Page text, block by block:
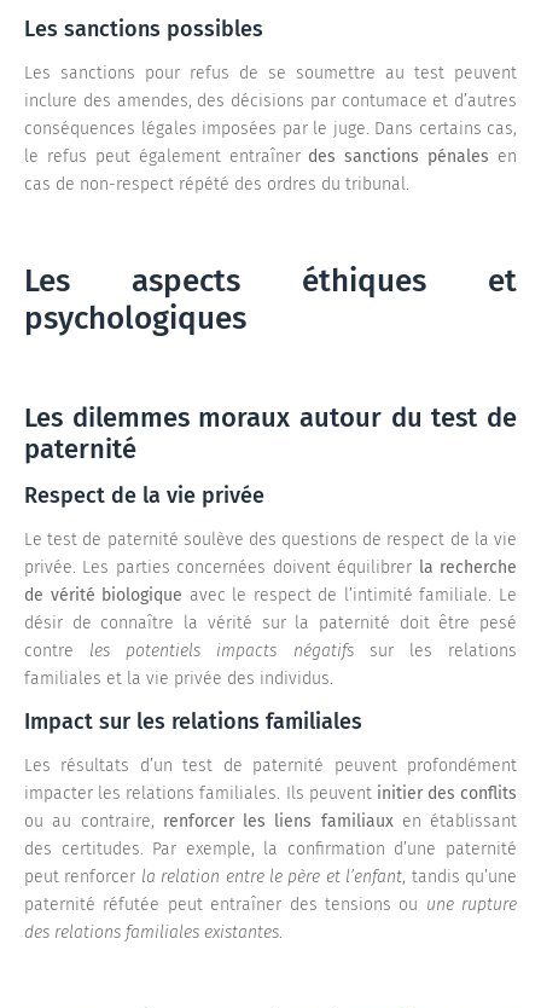
Les sanctions possibles
Les sanctions pour refus de se soumettre au test peuvent
inclure des amendes, des décisions par contumace et d’autres
conséquences légales imposées par le juge. Dans certains cas,
le refus peut également entraîner des sanctions pénales en
cas de non-respect répété des ordres du tribunal.
Les aspects éthiques et
psychologiques
Les dilemmes moraux autour du test de
paternité
Respect de la vie privée
Le test de paternité soulève des questions de respect de la vie
privée. Les parties concernées doivent équilibrer la recherche
de vérité biologique avec le respect de l’intimité familiale. Le
désir de connaître la vérité sur la paternité doit être pesé
contre les potentiels impacts négatifs sur les relations
familiales et la vie privée des individus.
Impact sur les relations familiales
Les résultats d’un test de paternité peuvent profondément
impacter les relations familiales. Ils peuventinitier des conflits
ou au contraire, renforcer les liens familiauxen établissant
des certitudes. Par exemple, la confirmation d’une paternité
peut renforcer la relation entre le père et l’enfant, tandis qu’une
paternité réfutée peut entraîner des tensions ou une rupture
des relations familiales existantes.